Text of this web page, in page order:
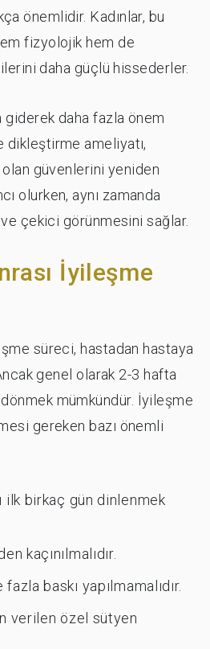
önemlidir. Kadınlar, bu
fizyolojik hem de
daha güçlü hissederler.
giderek daha fazla önem
dikleştirme ameliyatı,
olan güvenlerini yeniden
olurken, aynı zamanda
ve çekici görünmesini sağlar.
İyileşme
süreci, hastadan hastaya
genel olarak 2-3 hafta
mümkündür. İyileşme
gereken bazı önemli
ilk birkaç gün dinlenmek
kaçınılmalıdır.
baskı yapılmamalıdır.
verilen özel sütyen